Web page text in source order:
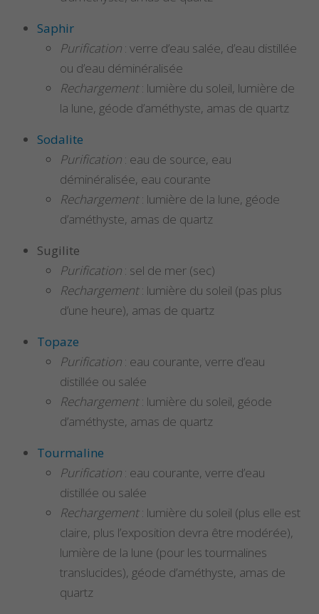
Saphir
Purification : verre d’eau salée, d’eau distillée
ou d’eau déminéralisée
Rechargement: lumière du soleil, lumière de
la lune, géode d’améthyste, amas de quartz
Sodalite
Purification : eau de source, eau
déminéralisée, eau courante
Rechargement: lumière de la lune, géode
d’améthyste, amas de quartz
Sugilite
Purification : sel de mer (sec)
Rechargement: lumière du soleil (pas plus
d’une heure), amas de quartz
Topaze
Purification : eau courante, verre d’eau
distillée ou salée
Rechargement: lumière du soleil, géode
d’améthyste, amas de quartz
Tourmaline
Purification : eau courante, verre d’eau
distillée ou salée
Rechargement: lumière du soleil (plus elle est
claire, plus l’exposition devra être modérée),
lumière de la lune (pour les tourmalines
translucides), géode d’améthyste, amas de
quartz